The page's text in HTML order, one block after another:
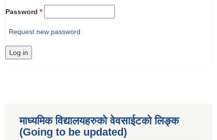
Password *
Request new password
माध्यमिक विद्यालयहरुकाे वेवसाईटको लिङ्क
(Going to be updated)